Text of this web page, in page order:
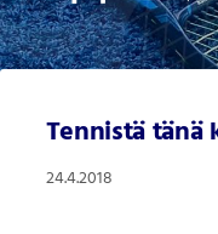
Tennistä tänä
24.4.2018